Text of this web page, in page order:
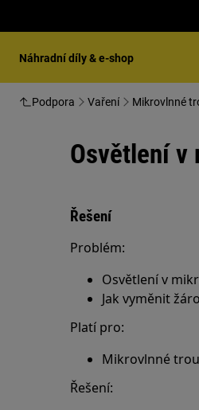
Náhradní díly & e-shop
Podpora Vaření Mikrovlnné
Osvětlení v
Řešení
Problém:
Osvětlení v
Jak vyměnit
Platí pro:
Mikrovlnné
Řešení: